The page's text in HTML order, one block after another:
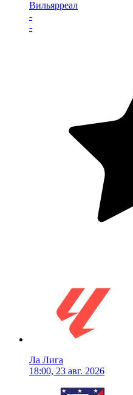
Вильярреал
-
-
Ла Лига
18:00, 23 авг. 2026